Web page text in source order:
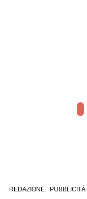
REDAZIONE PUBBLICITÀ